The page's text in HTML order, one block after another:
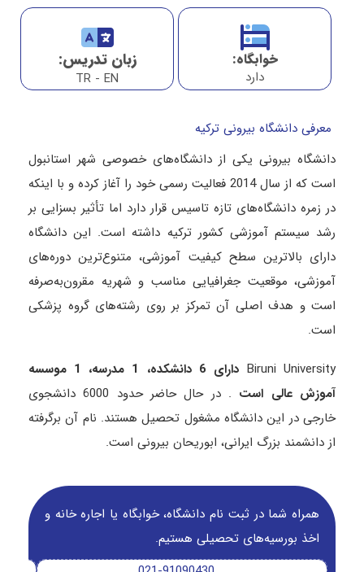
خوابگاه:
دارد
زبان تدریس:
TR - EN
معرفی دانشگاه بیرونی ترکیه
دانشگاه بیرونی یکی از دانشگاه‌های خصوصی شهر استانبول
است که از سال 2014 فعالیت رسمی خود را آغاز کرده و با اینکه
در زمره دانشگاه‌های تازه تاسیس قرار دارد اما تأثیر بسزایی بر
رشد سیستم آموزشی کشور ترکیه داشته است. این دانشگاه
دارای بالاترین سطح کیفیت آموزشی، متنوع‌ترین دوره‌های
آموزشی، موقعیت جغرافیایی مناسب و شهریه مقرون‌به‌صرفه
است و هدف اصلی آن تمرکز بر روی رشته‌های گروه پزشکی
است.
Biruni University
دارای 6 دانشکده، 1 مدرسه، 1 موسسه
آموزش عالی است
. در حال حاضر حدود 6000 دانشجوی
خارجی در این دانشگاه مشغول تحصیل هستند. نام آن برگرفته
از دانشمند بزرگ ایرانی، ابوریحان بیرونی است.
همراه شما در ثبت نام دانشگاه‌، خوابگاه یا اجاره خانه و
اخذ بورسیه‌های تحصیلی هستیم.